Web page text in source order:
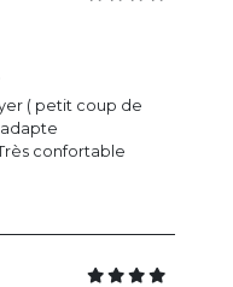
( petit coup de
confortable